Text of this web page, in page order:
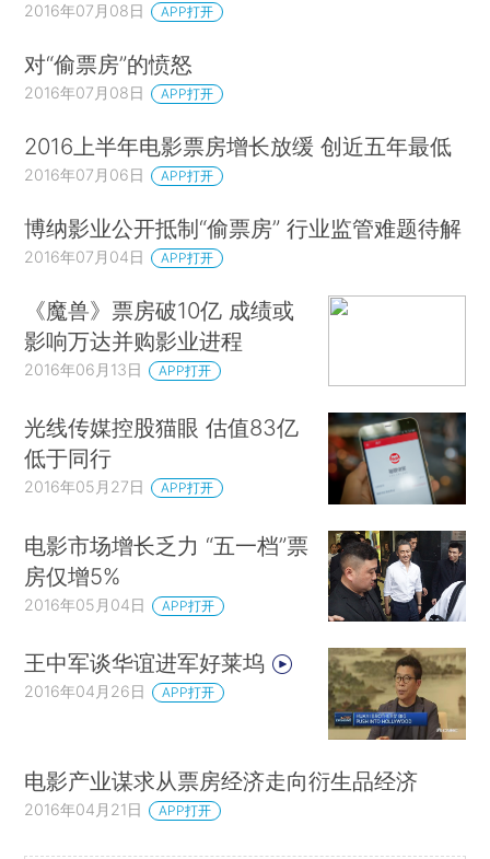
2016年07月08日 APP打开
对“偷票房”的愤怒
2016年07月08日 APP打开
2016上半年电影票房增长放缓 创近五年最低
2016年07月06日 APP打开
博纳影业公开抵制“偷票房” 行业监管难题待解
2016年07月04日 APP打开
《魔兽》票房破10亿 成绩或
影响万达并购影业进程
2016年06月13日 APP打开
光线传媒控股猫眼 估值83亿
低于同行
2016年05月27日 APP打开
电影市场增长乏力 “五一档”票
房仅增5%
2016年05月04日 APP打开
王中军谈华谊进军好莱坞
2016年04月26日 APP打开
电影产业谋求从票房经济走向衍生品经济
2016年04月21日 APP打开